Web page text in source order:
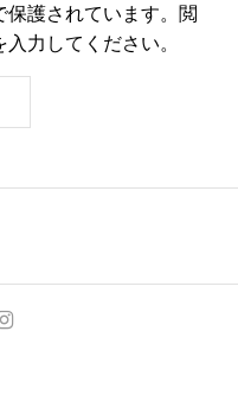
保護されています。閲
力してください。